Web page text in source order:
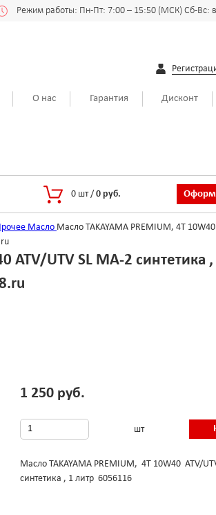
Режим работы: Пн-Пт: 7:00 – 15:50 (МСК) Сб-Вс:
О нас Гарантия Дисконт
0 шт / 0 руб.
Масло Масло TAKAYAMA PREMIUM, 4T 10W40
ATV/UTV SL MA-2 синтетика
1 250 руб.
шт
Масло TAKAYAMA PREMIUM, 4T 10W40 ATV/
синтетика , 1 литр 6056116